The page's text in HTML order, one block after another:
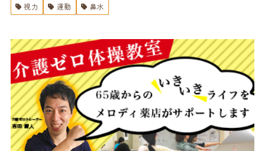
視力
運動 鼻水